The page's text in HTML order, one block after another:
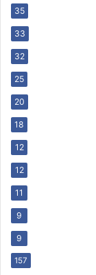
35
33
32
25
20
18
12
12
11
9
9
157